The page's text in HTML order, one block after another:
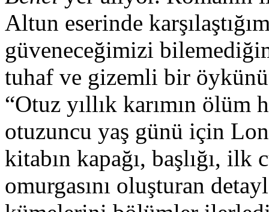
Altun eserinde
güveneceğimizi
tuhaf ve gizemli bir
“Otuz yıllık karımın
otuzuncu yaş günü için
kitabın kapağı, başlığı, ilk
omurgasını oluşturan